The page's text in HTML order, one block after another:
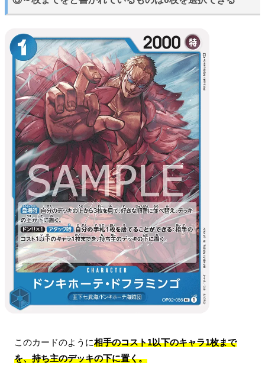
このカードのように相手のコスト1以下のキャラ1枚まで
を、持ち主のデッキの下に置く。